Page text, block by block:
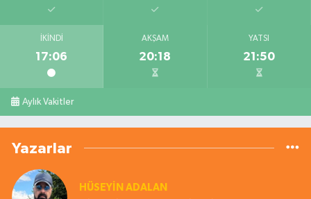
İKINDI
17:06
AKŞAM
20:18
YATSI
21:50
Aylık Vakitler
Yazarlar
HÜSEYIN ADALAN